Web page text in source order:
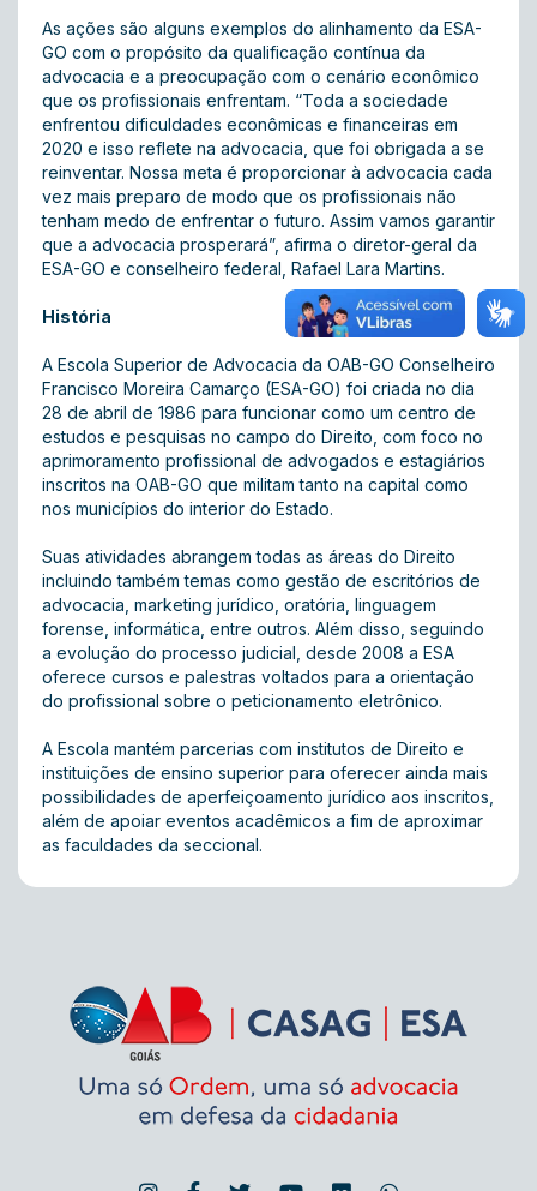
As ações são alguns exemplos do alinhamento da ESA-
GO com o propósito da qualificação contínua da
advocacia e a preocupação com o cenário econômico
que os profissionais enfrentam. “Toda a sociedade
enfrentou dificuldades econômicas e financeiras em
2020 e isso reflete na advocacia, que foi obrigada a se
reinventar. Nossa meta é proporcionar à advocacia cada
vez mais preparo de modo que os profissionais não
tenham medo de enfrentar o futuro. Assim vamos garantir
que a advocacia prosperará”, afirma o diretor-geral da
ESA-GO e conselheiro federal, Rafael Lara Martins.
História
A Escola Superior de Advocacia da OAB-GO Conselheiro
Francisco Moreira Camarço (ESA-GO) foi criada no dia
28 de abril de 1986 para funcionar como um centro de
estudos e pesquisas no campo do Direito, com foco no
aprimoramento profissional de advogados e estagiários
inscritos na OAB-GO que militam tanto na capital como
nos municípios do interior do Estado.
Suas atividades abrangem todas as áreas do Direito
incluindo também temas como gestão de escritórios de
advocacia, marketing jurídico, oratória, linguagem
forense, informática, entre outros. Além disso, seguindo
a evolução do processo judicial, desde 2008 a ESA
oferece cursos e palestras voltados para a orientação
do profissional sobre o peticionamento eletrônico.
A Escola mantém parcerias com institutos de Direito e
instituições de ensino superior para oferecer ainda mais
possibilidades de aperfeiçoamento jurídico aos inscritos,
além de apoiar eventos acadêmicos a fim de aproximar
as faculdades da seccional.